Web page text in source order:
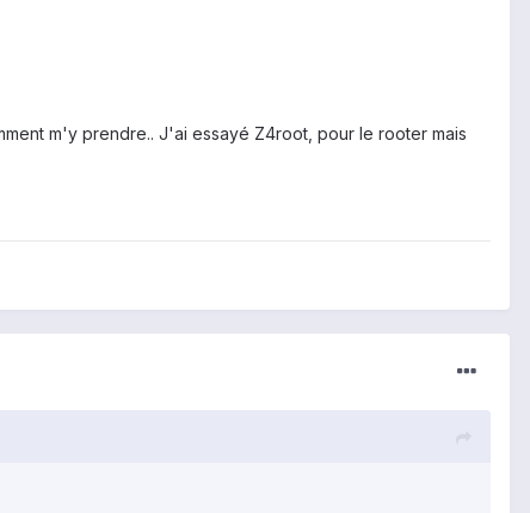
m'y prendre.. J'ai essayé Z4root, pour le rooter mais